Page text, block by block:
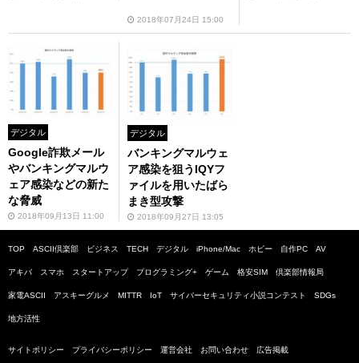
2018年07月24日 15:00
デジタル
Google詐欺メール
やバンキングマルウ
ェア感染などの新た
な脅威
2018年09月13日 11:00
デジタル
バンキングマルウェ
ア感染を狙うIQYフ
ァイルを用いたばら
まき型攻撃
2018年09月27日 13:05
TOP ASCII倶楽部 ビジネス TECH デジタル iPhone/Mac ホビー 自作PC AV
アキバ スマホ スタートアップ プログラミング+ ゲーム 格安SIM 倶楽部情報局
家電ASCII アスキーグルメ MITTR IoT サイバーセキュリティ小説コンテスト SDGs
地方活性
サイトポリシー プライバシーポリシー 運営会社 お問い合わせ 広告掲載